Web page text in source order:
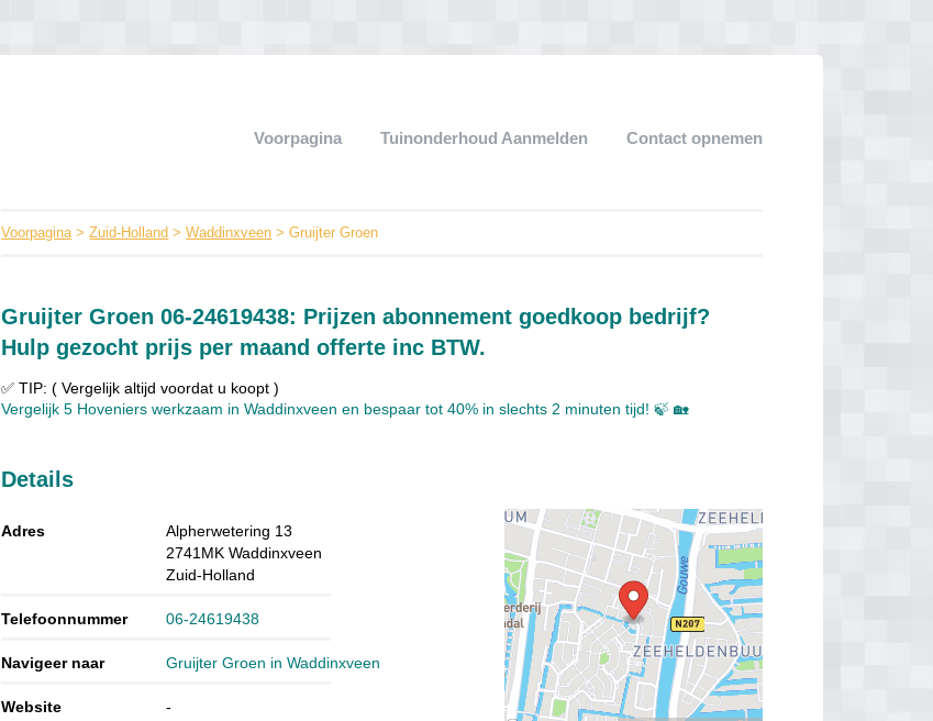
Voorpagina Tuinonderhoud Aanmelden Contact opnemen
Voorpagina>Zuid-Holland >Waddinxveen > Gruijter Groen
Gruijter Groen 06-24619438: Prijzen abonnement goedkoop bedrijf?
Hulp gezocht prijs per maand offerte inc BTW.
✅ TIP: ( Vergelijk altijd voordat u koopt )
Vergelijk 5 Hoveniers werkzaam in Waddinxveen en bespaar tot 40% in slechts 2 minuten tijd! 🍃 🏡
Details
Adres
Alpherwetering 13
2741MK Waddinxveen
Zuid-Holland
Telefoonnummer 06-24619438
Navigeer naar Gruijter Groen in Waddinxveen
Website -